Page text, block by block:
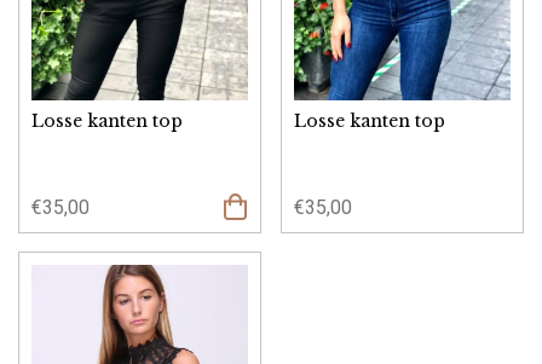
Losse kanten top
€35,00
Opties
Losse kanten top
€35,00